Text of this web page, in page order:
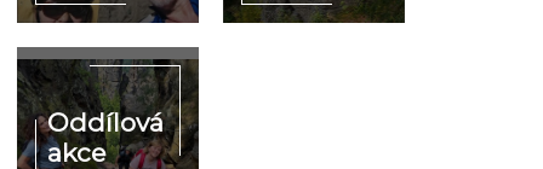
Oddílová
akce